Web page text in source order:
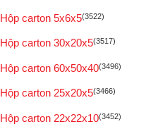
Hộp carton 5x6x5(3522)
Hộp carton 30x20x5(3517)
Hộp carton 60x50x40(3496)
Hộp carton 25x20x5(3466)
Hộp carton 22x22x10(3452)